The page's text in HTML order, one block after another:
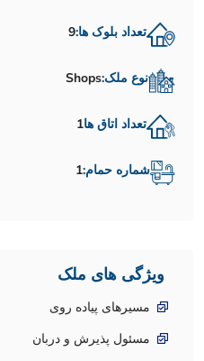
تعداد بلوک ها:9
نوع ملک:Shops
تعداد اتاق ها1
شماره حمام:1
ویژگی های ملک
مسیرهای پیاده روی
مسئول پذیرش و دربان